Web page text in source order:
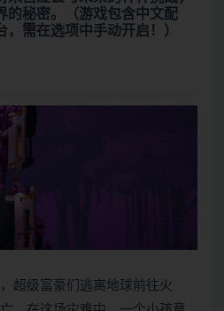
的秘密。（游戏包含中文配
需在选项中手动开启！）
超级富豪们逃离地球前往火